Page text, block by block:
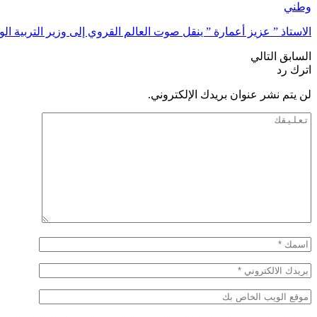
وطني
الاستاذ ” عزيز أعمارة ” ينقل صوت العالم القروي إلى وزير التربية
السابق التالي
اترك رد
لن يتم نشر عنوان بريدك الإلكتروني.